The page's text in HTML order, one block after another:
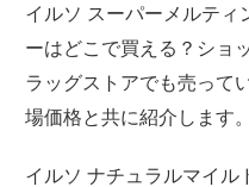
イルソ スーパーメルティ
ーはどこで買える？ショ
ラッグストアでも売って
場価格と共に紹介します。
イルソ ナチュラルマイル